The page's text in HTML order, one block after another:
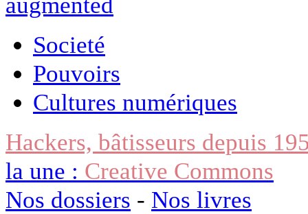
Societé
Pouvoirs
Cultures numériques
Hackers, bâtisseurs depuis
la une : Creative Commons
Nos dossiers - Nos livres